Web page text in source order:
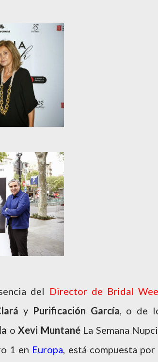
del Director de Bridal
y Purificación García , o de
oXevi MuntanéLa Semana
1 en Europa , está compuesta